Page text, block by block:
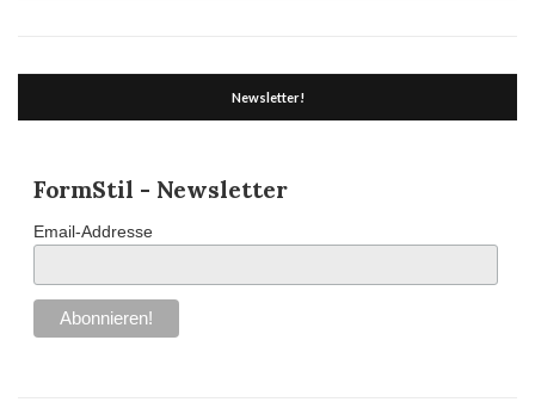
Newsletter!
FormStil - Newsletter
Email-Addresse